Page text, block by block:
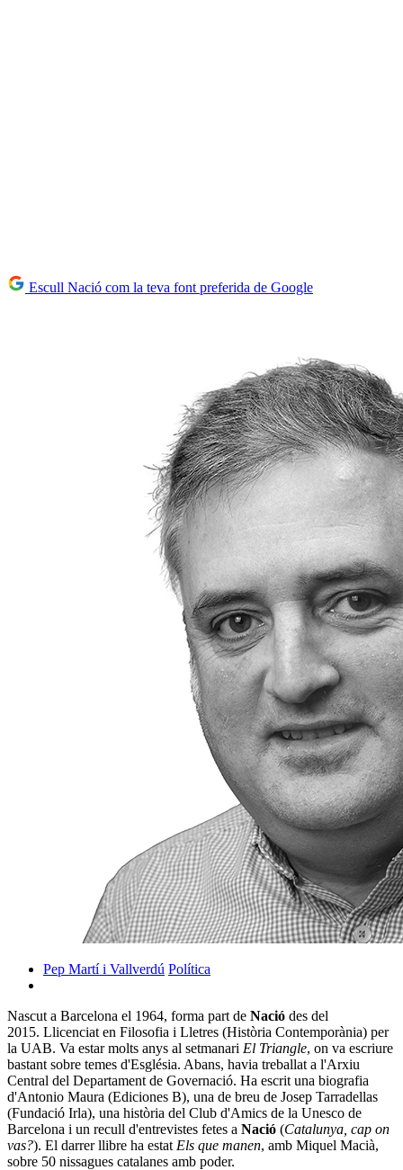
Escull Nació com la teva font preferida de Google
Pep Martí i Vallverdú Política
Nascut a Barcelona el 1964, forma part de Nació des del
2015. Llicenciat en Filosofia i Lletres (Història Contemporània) per
la UAB. Va estar molts anys al setmanari El Triangle, on va escriure
bastant sobre temes d'Església. Abans, havia treballat a l'Arxiu
Central del Departament de Governació. Ha escrit una biografia
d'Antonio Maura (Ediciones B), una de breu de Josep Tarradellas
(Fundació Irla), una història del Club d'Amics de la Unesco de
Barcelona i un recull d'entrevistes fetes a Nació (Catalunya, cap on
vas?). El darrer llibre ha estat Els que manen, amb Miquel Macià,
sobre 50 nissagues catalanes amb poder.